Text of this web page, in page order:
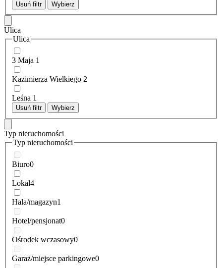
Usuń filtr Wybierz
Ulica
Ulica
3 Maja 1
Kazimierza Wielkiego 2
Leśna 1
Usuń filtr Wybierz
Typ nieruchomości
Typ nieruchomości
Biuro0
Lokal4
Hala/magazyn1
Hotel/pensjonat0
Ośrodek wczasowy0
Garaż/miejsce parkingowe0